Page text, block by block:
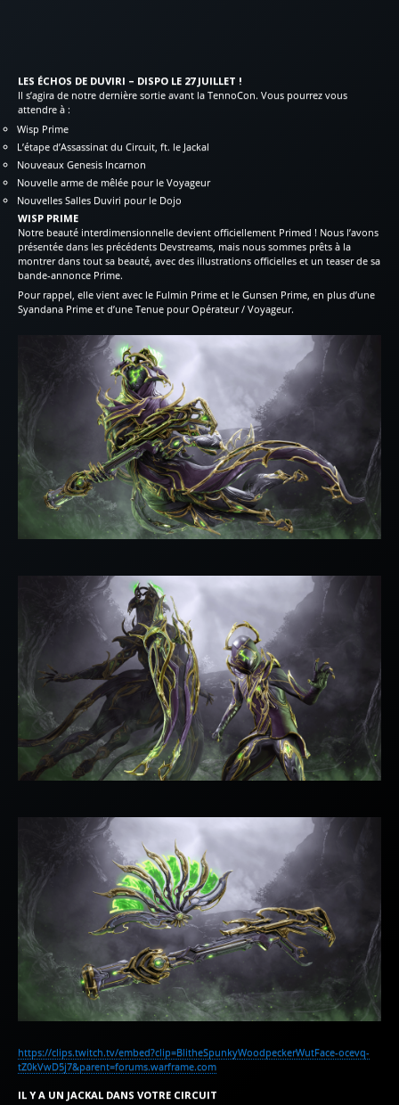
LES ÉCHOS DE DUVIRI – DISPO LE 27 JUILLET !
Il s’agira de notre dernière sortie avant la TennoCon. Vous pourrez vous
attendre à :
Wisp Prime
L’étape d’Assassinat du Circuit, ft. le Jackal
Nouveaux Genesis Incarnon
Nouvelle arme de mêlée pour le Voyageur
Nouvelles Salles Duviri pour le Dojo
WISP PRIME
Notre beauté interdimensionnelle devient officiellement Primed ! Nous l’avons
présentée dans les précédents Devstreams, mais nous sommes prêts à la
montrer dans tout sa beauté, avec des illustrations officielles et un teaser de sa
bande-annonce Prime.
Pour rappel, elle vient avec le Fulmin Prime et le Gunsen Prime, en plus d’une
Syandana Prime et d’une Tenue pour Opérateur / Voyageur.
https://clips.twitch.tv/embed?clip=BlitheSpunkyWoodpeckerWutFace-ocevq-
tZ0kVwD5j7&parent=forums.warframe.com
IL Y A UN JACKAL DANS VOTRE CIRCUIT